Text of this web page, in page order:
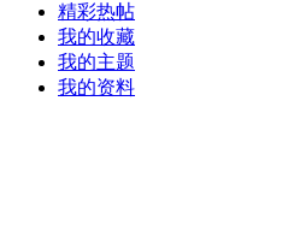
精彩热帖
我的收藏
我的主题
我的资料